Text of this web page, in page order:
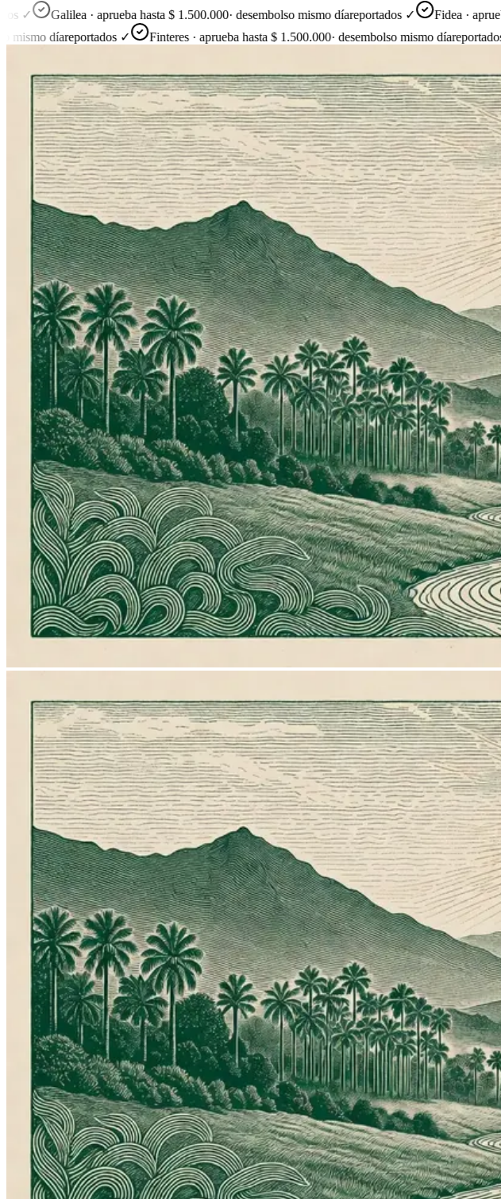
Galilea · aprueba hasta $ 1.500.000·desembolso mismo díareportados ✓ Fidea · aprueba
díareportados ✓ Finteres · aprueba hasta $ 1.500.000·desembolso mismo díareportados ✓